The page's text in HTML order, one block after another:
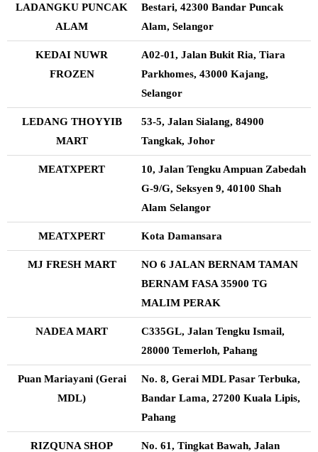
LADANGKU PUNCAK
ALAM
Bestari, 42300 Bandar Puncak
Alam, Selangor
KEDAI NUWR
FROZEN
A02-01, Jalan Bukit Ria, Tiara
Parkhomes, 43000 Kajang,
Selangor
LEDANG THOYYIB
MART
53-5, Jalan Sialang, 84900
Tangkak, Johor
MEATXPERT
10, Jalan Tengku Ampuan Zabedah
G-9/G, Seksyen 9, 40100 Shah
Alam Selangor
MEATXPERT Kota Damansara
MJ FRESH MART
NO 6 JALAN BERNAM TAMAN
BERNAM FASA 35900 TG
MALIM PERAK
NADEA MART
C335GL, Jalan Tengku Ismail,
28000 Temerloh, Pahang
Puan Mariayani (Gerai
MDL)
No. 8, Gerai MDL Pasar Terbuka,
Bandar Lama, 27200 Kuala Lipis,
Pahang
RIZQUNA SHOP No. 61, Tingkat Bawah, Jalan